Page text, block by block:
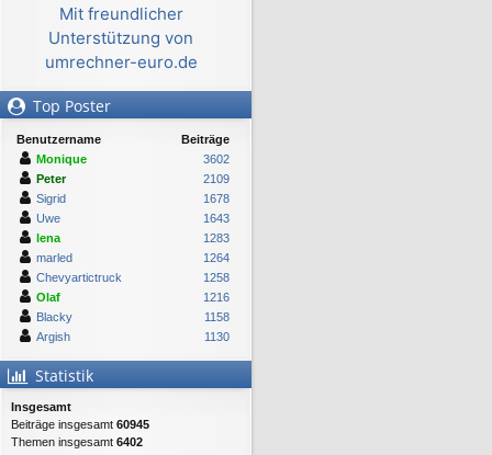
Mit freundlicher
Unterstützung von
umrechner-euro.de
Top Poster
Benutzername
Beiträge
Monique
3602
Peter
2109
Sigrid
1678
Uwe
1643
lena
1283
marled
1264
Chevyartictruck
1258
Olaf
1216
Blacky
1158
Argish
1130
Statistik
Insgesamt
Beiträge insgesamt 60945
Themen insgesamt 6402